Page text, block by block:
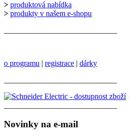
> produktová nabídka
> produkty v našem e-shopu
o programu | registrace | dárky
Novinky na e-mail